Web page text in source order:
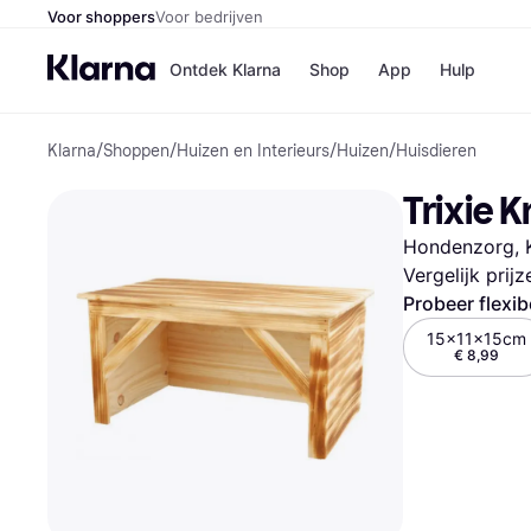
Voor shoppersVoor bedrijven
Ontdek Klarna Shop
Winkels
Bol
H&M
App Hulp
Klarna/Shoppen/Huizen en Interieurs/Huizen/Huisdieren
Trixie
Hondenzorg,
Vergelijk
Probeer
15x11x15cm
€ 8,99